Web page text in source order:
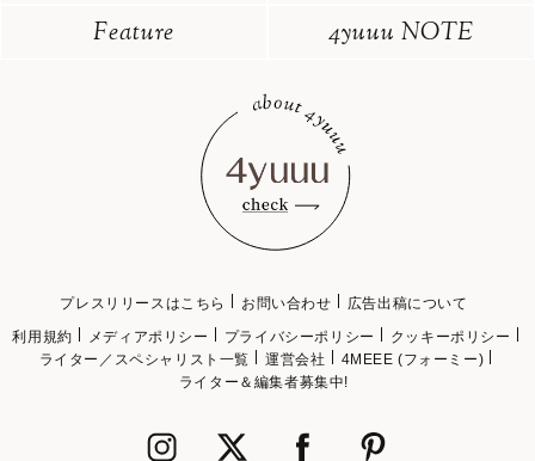
Feature
4yuuu NOTE
プレスリリースはこちら お問い合わせ
広告出稿について
利用規約
メディアポリシー プライバシーポリシー
クッキーポリシー
ライター／スペシャリスト一覧
運営会社
4MEEE (フォーミー)
ライター＆編集者募集中!